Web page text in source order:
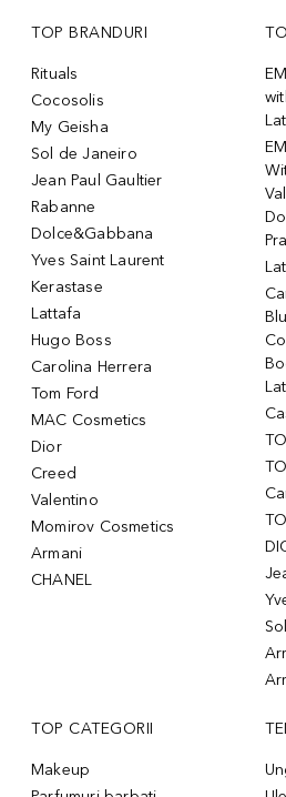
TOP BRANDURI
Rituals
Cocosolis
My Geisha
Sol de Janeiro
Jean Paul Gaultier
Rabanne
Dolce&Gabbana
Yves Saint Laurent
Kerastase
Lattafa
Hugo Boss
Carolina Herrera
Tom Ford
MAC Cosmetics
Dior
Creed
Valentino
Momirov Cosmetics
Armani
CHANEL
TOP CATEGORII
Makeup